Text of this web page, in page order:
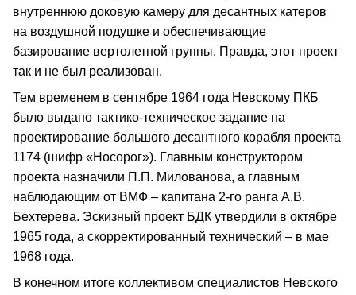
внутреннюю доковую камеру для десантных катеров
на воздушной подушке и обеспечивающие
базирование вертолетной группы. Правда, этот проект
так и не был реализован.
Тем временем в сентябре 1964 года Невскому ПКБ
было выдано тактико-техническое задание на
проектирование большого десантного корабля проекта
1174 (шифр «Носорог»). Главным конструктором
проекта назначили П.П. Милованова, а главным
наблюдающим от ВМФ – капитана 2-го ранга А.В.
Бехтерева. Эскизный проект БДК утвердили в октябре
1965 года, а скорректированный технический – в мае
1968 года.
В конечном итоге коллективом специалистов Невского